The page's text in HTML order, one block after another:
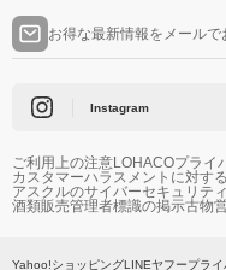
お得な最新情報をメールで
Instagram
ご利用上の注意LOHACOプライ
カスタマーハラスメントに対す
アスクルのサイバーセキュリティ
酒類販売管理者標識の掲示古物
Yahoo!ショッピングLINEヤフープラ